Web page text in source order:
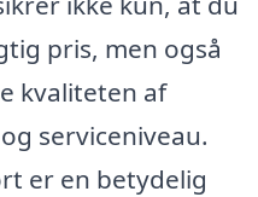
pris, men også
kvaliteten af
serviceniveau.
er en betydelig